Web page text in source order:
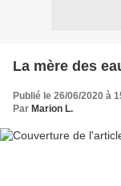
La mère des
Publié le 26/06/2020 à
Par Marion L.